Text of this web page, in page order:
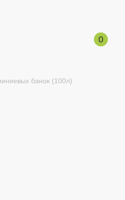
0
0
банок (100л)